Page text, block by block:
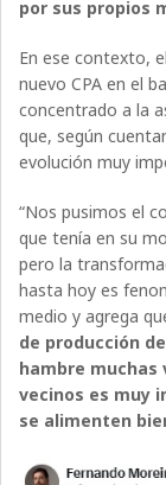
por sus propios
En ese contexto,
nuevo CPA en el
concentrado a la
que, según
evolución muy
“Nos pusimos el
que tenía en su
pero la
hasta hoy es
medio y agrega
de producción
hambre muchas
vecinos es muy
se alimenten